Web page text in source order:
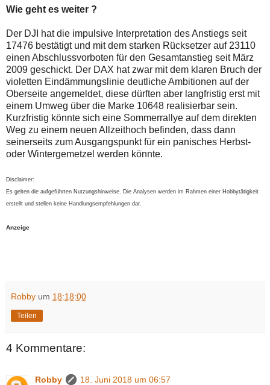
Wie geht es weiter ?
Der DJI hat die impulsive Interpretation des Anstiegs seit
17476 bestätigt und mit dem starken Rücksetzer auf 23110
einen Abschlussvorboten für den Gesamtanstieg seit März
2009 geschickt. Der DAX hat zwar mit dem klaren Bruch der
violetten Eindämmungslinie deutliche Ambitionen auf der
Oberseite angemeldet, diese dürften aber langfristig erst mit
einem Umweg über die Marke 10648 realisierbar sein.
Kurzfristig könnte sich eine Sommerrallye auf dem direkten
Weg zu einem neuen Allzeithoch befinden, dass dann
seinerseits zum Ausgangspunkt für ein panisches Herbst-
oder Wintergemetzel werden könnte.
Disclaimer:
Es gelten die aufgeführten Nutzungshinweise. Die Analysen werden im Rahmen einer Hobbytätigkeit
erstellt und stellen keine Handlungsempfehlungen dar.
Anzeige
Robby um 18:18:00
Teilen
4 Kommentare:
Robby
18. Juni 2018 um 06:57